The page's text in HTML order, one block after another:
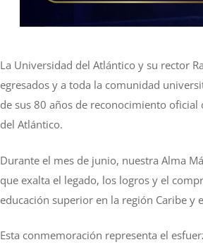
La Universidad del Atlántico y su rector
egresados y a toda la comunidad
de sus 80 años de reconocimiento
del Atlántico.
Durante el mes de junio, nuestra Alma
que exalta el legado, los logros y el
educación superior en la región Caribe y
Esta conmemoración representa el